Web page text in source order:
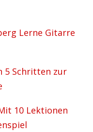
Lerne Gitarre
5 Schritten zur
10 Lektionen